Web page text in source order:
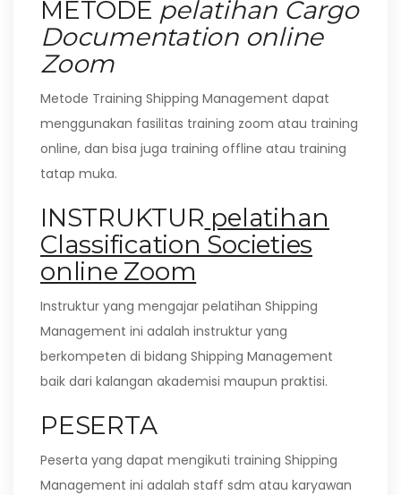
METODE pelatihan Cargo
Documentation online
Zoom
Metode Training Shipping Management dapat
menggunakan fasilitas training zoom atau training
online, dan bisa juga training offline atau training
tatap muka.
INSTRUKTUR pelatihan
Classification Societies
online Zoom
Instruktur yang mengajar pelatihan Shipping
Management ini adalah instruktur yang
berkompeten di bidang Shipping Management
baik dari kalangan akademisi maupun praktisi.
PESERTA
Peserta yang dapat mengikuti training Shipping
Management ini adalah staff sdm atau karyawan